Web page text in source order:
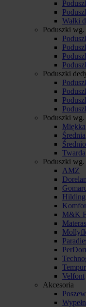
Wałki
Poduszki
Poduszki
Poduszki
Miękka
Średnia
Twarda
Poduszki
AMZ
Dorelan
Hilding
M&K
Tempur
Velfont
Akcesoria